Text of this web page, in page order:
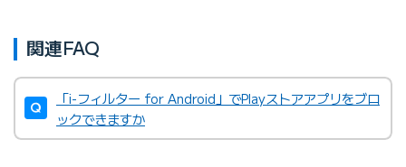
関連FAQ
「i-フィルター for Android」でPlayストアアプリをブロ
ックできますか